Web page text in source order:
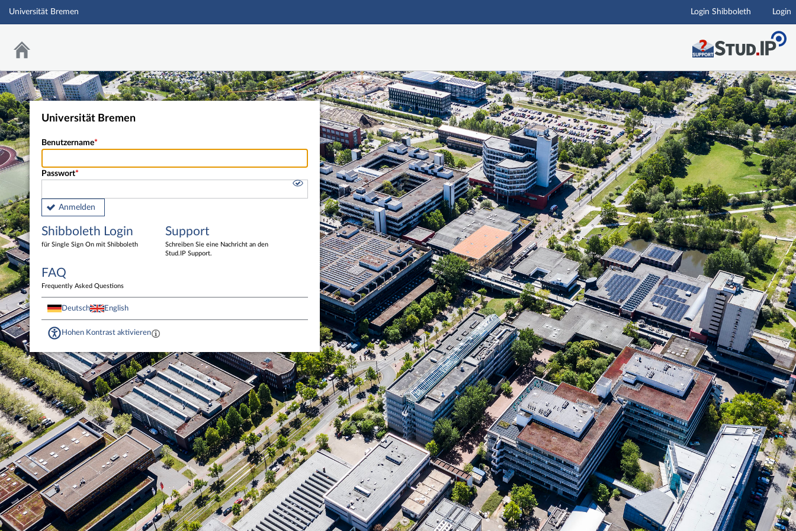
Hauptnavigation
Universität Bremen Login Shibboleth Login
Universität Bremen
Benutzername
Passwort
Anmelden
Shibboleth Login
für Single Sign On mit Shibboleth
Support
Schreiben Sie eine Nachricht an den
Stud.IP Support.
FAQ
Frequently Asked Questions
Deutsch English
Hohen Kontrast aktivieren